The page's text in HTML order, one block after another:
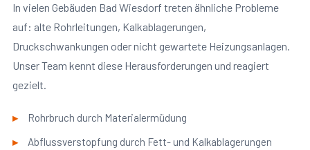
In vielen Gebäuden Bad Wiesdorf treten ähnliche Probleme
auf: alte Rohrleitungen, Kalkablagerungen,
Druckschwankungen oder nicht gewartete Heizungsanlagen.
Unser Team kennt diese Herausforderungen und reagiert
gezielt.
Rohrbruch durch Materialermüdung
Abflussverstopfung durch Fett- und Kalkablagerungen